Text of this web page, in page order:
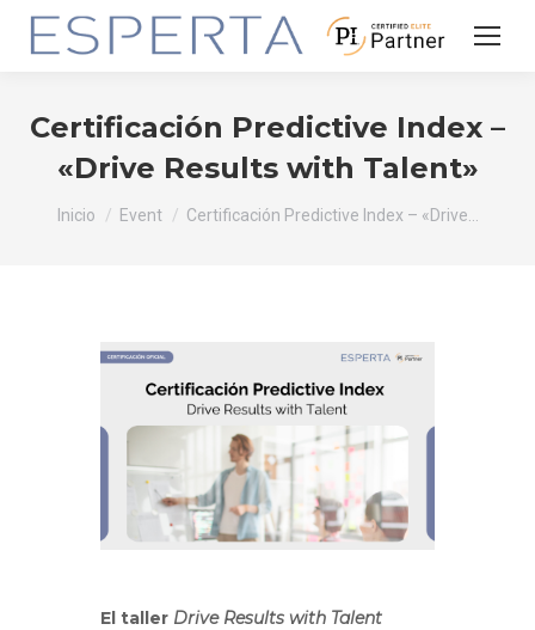
Certificación Predictive Index –
«Drive Results with Talent»
Estás aquí:
Inicio Event Certificación Predictive Index – «Drive…
El taller Drive Results with Talent